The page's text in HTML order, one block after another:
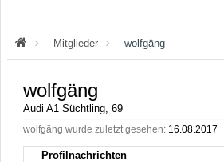
Mitglieder wolfgäng
wolfgäng
Audi A1 Süchtling, 69
wolfgäng wurde zuletzt gesehen: 16.08.2017
Profilnachrichten